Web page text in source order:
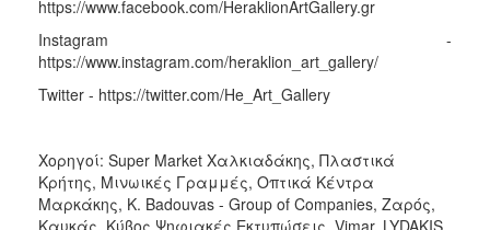
https://www.facebook.com/HeraklionArtGallery.gr
Instagram -
https://www.instagram.com/heraklion_art_gallery/
Twitter - https://twitter.com/He_Art_Gallery
Χορηγοί: Super Market Χαλκιαδάκης, Πλαστικά
Κρήτης, Μινωικές Γραμμές, Οπτικά Κέντρα
Μαρκάκης, K. Badouvas - Group of Companies, Ζαρός,
Καυκάς, Κύβος Ψηφιακές Εκτυπώσεις, Vimar, LYDAKIS